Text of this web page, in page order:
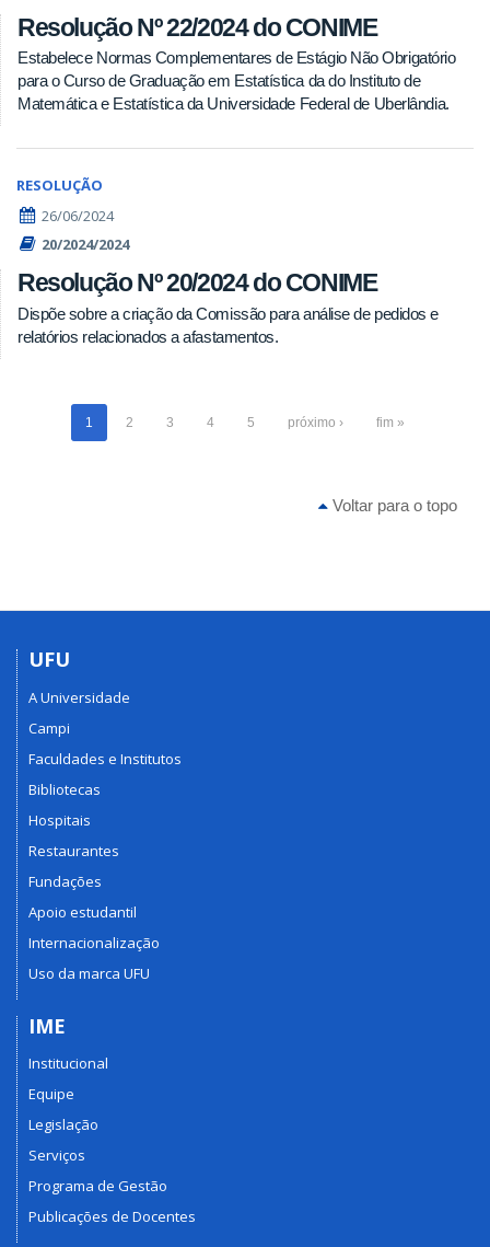
Resolução Nº 22/2024 do CONIME
Estabelece Normas Complementares de Estágio Não Obrigatório
para o Curso de Graduação em Estatística da do Instituto de
Matemática e Estatística da Universidade Federal de Uberlândia.
RESOLUÇÃO
26/06/2024
20/2024/2024
Resolução Nº 20/2024 do CONIME
Dispõe sobre a criação da Comissão para análise de pedidos e
relatórios relacionados a afastamentos.
1 2 3 4 5 próximo › fim »
Voltar para o topo
UFU
A Universidade
Campi
Faculdades e Institutos
Bibliotecas
Hospitais
Restaurantes
Fundações
Apoio estudantil
Internacionalização
Uso da marca UFU
IME
Institucional
Equipe
Legislação
Serviços
Programa de Gestão
Publicações de Docentes